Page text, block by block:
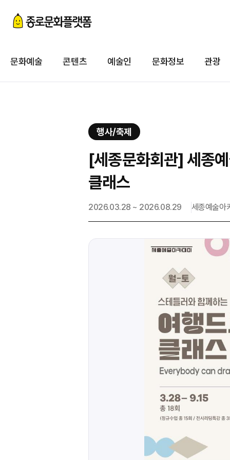
문화예술 콘텐츠 예술인 문화정보 관광
행사/축제
[세종문화회관] 세종
클래스
2026.03.28 ~ 2026.08.29 세종예술아